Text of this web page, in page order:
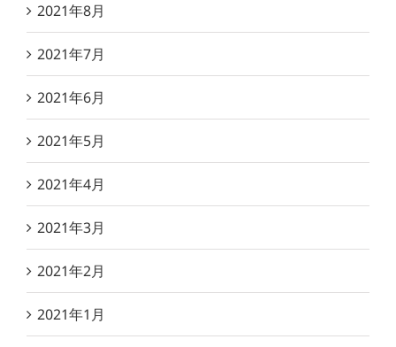
2021年8月
2021年7月
2021年6月
2021年5月
2021年4月
2021年3月
2021年2月
2021年1月